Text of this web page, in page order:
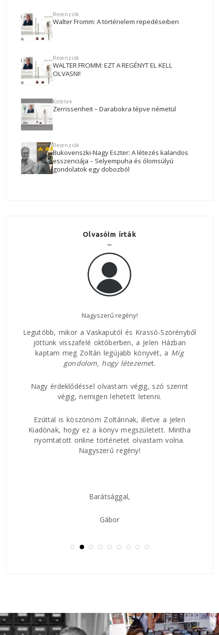
Recenziók
Walter Fromm: A történelem repedéseiben
Recenziók
WALTER FROMM: EZT A REGÉNYT EL KELL
OLVASNI!
Kötetek
Zerrissenheit – Darabokra tépve németül
Recenziók
Bukovenszki-Nagy Eszter: A létezés kalandos
esszenciája – Selyempuha és ólomsúlyú
gondolatok egy dobozból
Olvasóim írták
Nagyszerű regény!
Legutóbb, mikor a Vaskaputól és Krassó-Szörényből
jöttünk visszafelé októberben, a Jelen Házban
kaptam meg Zoltán legújabb könyvét, a Míg
gondolom, hogy létezemet.
Nagy érdeklődéssel olvastam végig, szó szerint
végig, nemigen lehetett letenni.
Ezúttal is köszönöm Zoltánnak, illetve a Jelen
Kiadónak, hogy ez a könyv megszületett. Mintha
nyomtatott online történetet olvastam volna.
Nagyszerű regény!
Barátsággal,
Gábor